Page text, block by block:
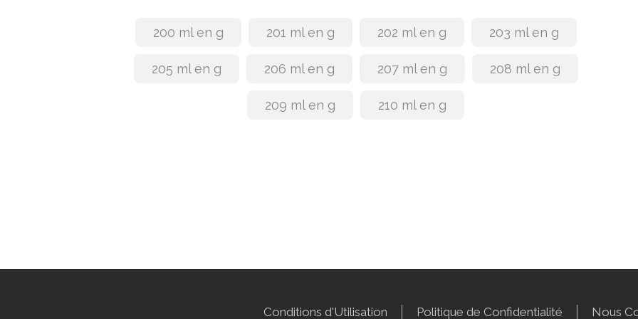
200 ml en g 201 ml en g 202 ml en g 203 ml en g
205 ml en g 206 ml en g 207 ml en g 208 ml en g
209 ml en g 210 ml en g
Conditions d'Utilisation Politique de Confidentialité Nous